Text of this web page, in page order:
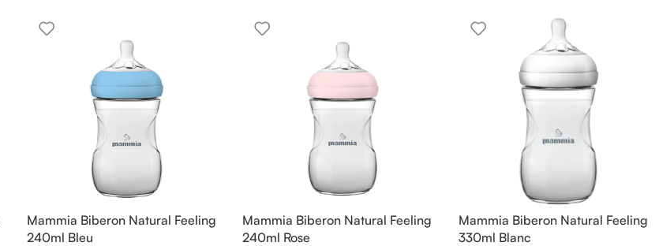
Mammia Biberon Natural Feeling
240ml Bleu
Mammia Biberon Natural Feeling
240ml Rose
Mammia Biberon Natural Feeling
330ml Blanc